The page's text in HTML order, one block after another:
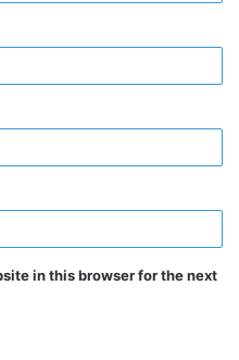
in this browser for the next